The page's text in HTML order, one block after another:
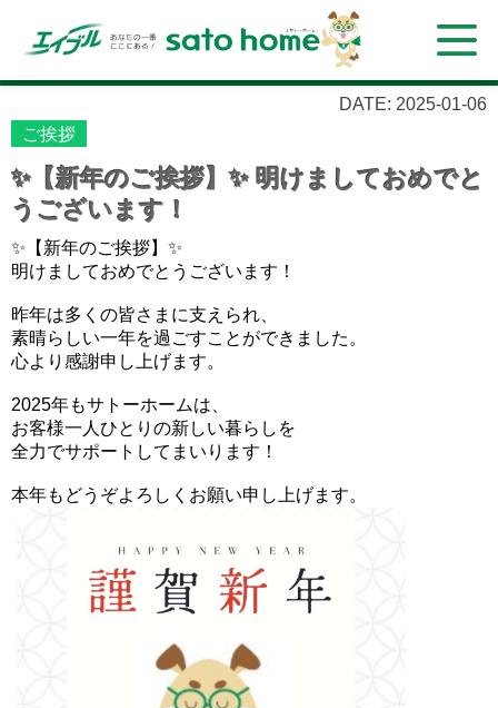
DATE: 2025-01-06
ご挨拶
✨【新年のご挨拶】✨ 明けましておめでと
うございます！
✨【新年のご挨拶】✨
明けましておめでとうございます！
昨年は多くの皆さまに支えられ、
素晴らしい一年を過ごすことができました。
心より感謝申し上げます。
2025年もサトーホームは、
お客様一人ひとりの新しい暮らしを
全力でサポートしてまいります！
本年もどうぞよろしくお願い申し上げます。